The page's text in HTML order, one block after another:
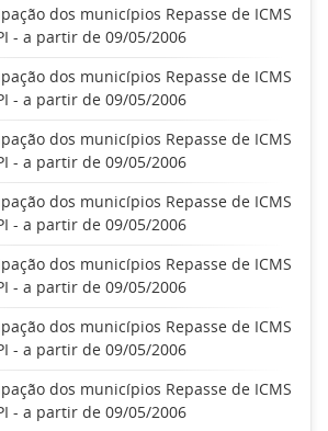
dos municípios Repasse de ICMS
- a partir de 09/05/2006
dos municípios Repasse de ICMS
- a partir de 09/05/2006
dos municípios Repasse de ICMS
- a partir de 09/05/2006
dos municípios Repasse de ICMS
- a partir de 09/05/2006
dos municípios Repasse de ICMS
- a partir de 09/05/2006
dos municípios Repasse de ICMS
- a partir de 09/05/2006
dos municípios Repasse de ICMS
- a partir de 09/05/2006